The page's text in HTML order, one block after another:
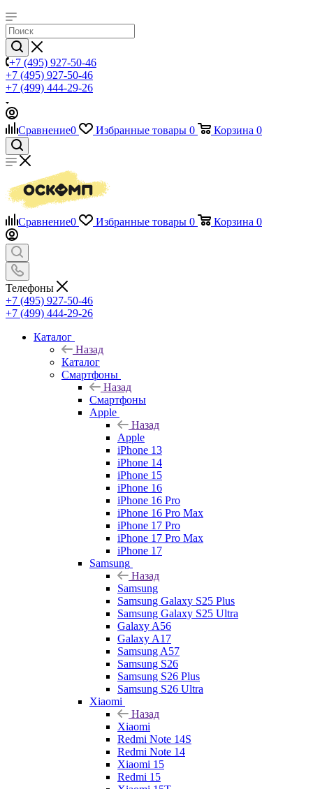
+7 (495) 927-50-46
+7 (495) 927-50-46
+7 (499) 444-29-26
Сравнение0 Избранные товары 0 Корзина 0
Сравнение0 Избранные товары 0 Корзина 0
Телефоны
+7 (495) 927-50-46
+7 (499) 444-29-26
Каталог
Назад
Каталог
Смартфоны
Назад
Смартфоны
Apple
Назад
Apple
iPhone 13
iPhone 14
iPhone 15
iPhone 16
iPhone 16 Pro
iPhone 16 Pro Max
iPhone 17 Pro
iPhone 17 Pro Max
iPhone 17
Samsung
Назад
Samsung
Samsung Galaxy S25 Plus
Samsung Galaxy S25 Ultra
Galaxy A56
Galaxy A17
Samsung A57
Samsung S26
Samsung S26 Plus
Samsung S26 Ultra
Xiaomi
Назад
Xiaomi
Redmi Note 14S
Redmi Note 14
Xiaomi 15
Redmi 15